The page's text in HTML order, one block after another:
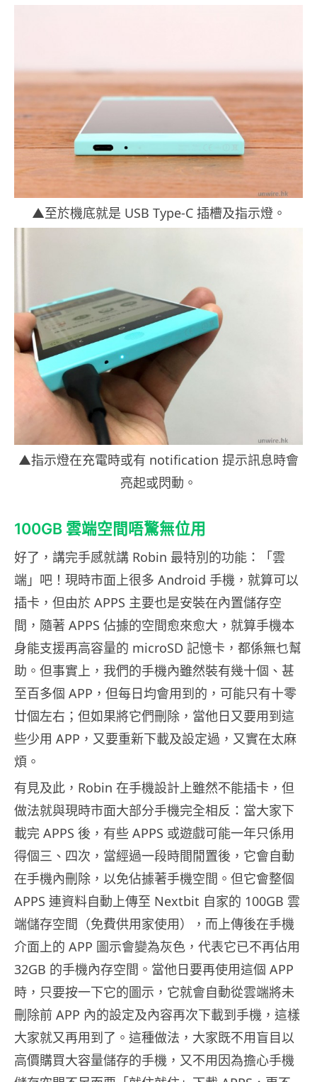
▲至於機底就是 USB Type-C 插槽及指示燈。
▲指示燈在充電時或有 notification 提示訊息時會
亮起或閃動。
100GB 雲端空間唔驚無位用
好了，講完手感就講 Robin 最特別的功能：「雲
端」吧！現時市面上很多 Android 手機，就算可以
插卡，但由於 APPS 主要也是安裝在內置儲存空
間，隨著 APPS 佔據的空間愈來愈大，就算手機本
身能支援再高容量的 microSD 記憶卡，都係無乜幫
助。但事實上，我們的手機內雖然裝有幾十個、甚
至百多個 APP，但每日均會用到的，可能只有十零
廿個左右；但如果將它們刪除，當他日又要用到這
些少用 APP，又要重新下載及設定過，又實在太麻
煩。
有見及此，Robin 在手機設計上雖然不能插卡，但
做法就與現時市面大部分手機完全相反：當大家下
載完 APPS 後，有些 APPS 或遊戲可能一年只係用
得個三、四次，當經過一段時間閒置後，它會自動
在手機內刪除，以免佔據著手機空間。但它會整個
APPS 連資料自動上傳至 Nextbit 自家的 100GB 雲
端儲存空間（免費供用家使用），而上傳後在手機
介面上的 APP 圖示會變為灰色，代表它已不再佔用
32GB 的手機內存空間。當他日要再使用這個 APP
時，只要按一下它的圖示，它就會自動從雲端將未
刪除前 APP 內的設定及內容再次下載到手機，這樣
大家就又再用到了。這種做法，大家既不用盲目以
高價購買大容量儲存的手機，又不用因為擔心手機